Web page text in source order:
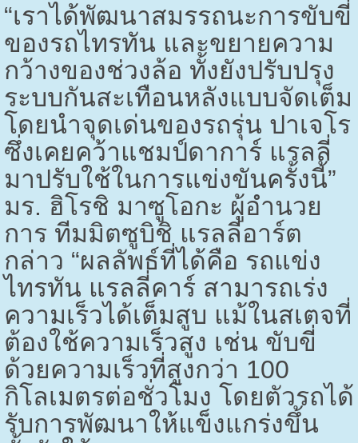
“เราได้พัฒนาสมรรถนะการขับขี่
ของรถไทรทัน และขยายความ
กว้างของช่วงล้อ ทั้งยังปรับปรุง
ระบบกันสะเทือนหลังแบบจัดเต็ม
โดยนำจุดเด่นของรถรุ่น ปาเจโร
ซึ่งเคยคว้าแชมป์ดาการ์ แรลลี่
มาปรับใช้ในการแข่งขันครั้งนี้”
มร. ฮิโรชิ มาซูโอกะ ผู้อำนวย
การ ทีมมิตซูบิชิ แรลลี่อาร์ต
กล่าว “ผลลัพธ์ที่ได้คือ รถแข่ง
ไทรทัน แรลลี่คาร์ สามารถเร่ง
ความเร็วได้เต็มสูบ แม้ในสเตจที่
ต้องใช้ความเร็วสูง เช่น ขับขี่
ด้วยความเร็วที่สูงกว่า 100
กิโลเมตรต่อชั่วโมง โดยตัวรถได้
รับการพัฒนาให้แข็งแกร่งขึ้น